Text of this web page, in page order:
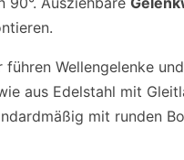
führen Wellengelenke
aus Edelstahl mit
mit runden